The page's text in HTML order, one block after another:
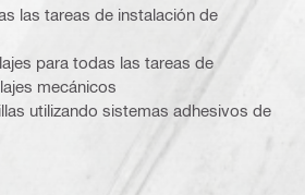
las tareas de instalación de
para todas las tareas de
mecánicos
utilizando sistemas adhesivos de